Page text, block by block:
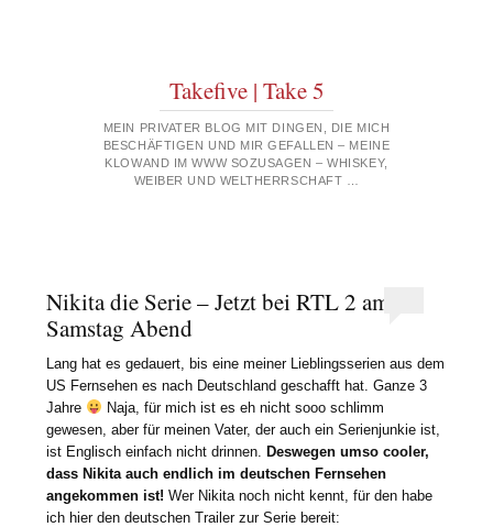
Takefive | Take 5
MEIN PRIVATER BLOG MIT DINGEN, DIE MICH
BESCHÄFTIGEN UND MIR GEFALLEN – MEINE
KLOWAND IM WWW SOZUSAGEN – WHISKEY,
WEIBER UND WELTHERRSCHAFT …
Nikita die Serie – Jetzt bei RTL 2 am
Samstag Abend
Lang hat es gedauert, bis eine meiner Lieblingsserien aus dem
US Fernsehen es nach Deutschland geschafft hat. Ganze 3
Jahre
Naja, für mich ist es eh nicht sooo schlimm
gewesen, aber für meinen Vater, der auch ein Serienjunkie ist,
ist Englisch einfach nicht drinnen.Deswegen umso cooler,
dass Nikita auch endlich im deutschen Fernsehen
angekommen ist! Wer Nikita noch nicht kennt, für den habe
ich hier den deutschen Trailer zur Serie bereit: